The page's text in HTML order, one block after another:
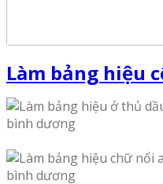
Làm bảng hiệu